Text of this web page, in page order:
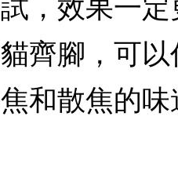
，效果一
齊腳，可
和散焦的